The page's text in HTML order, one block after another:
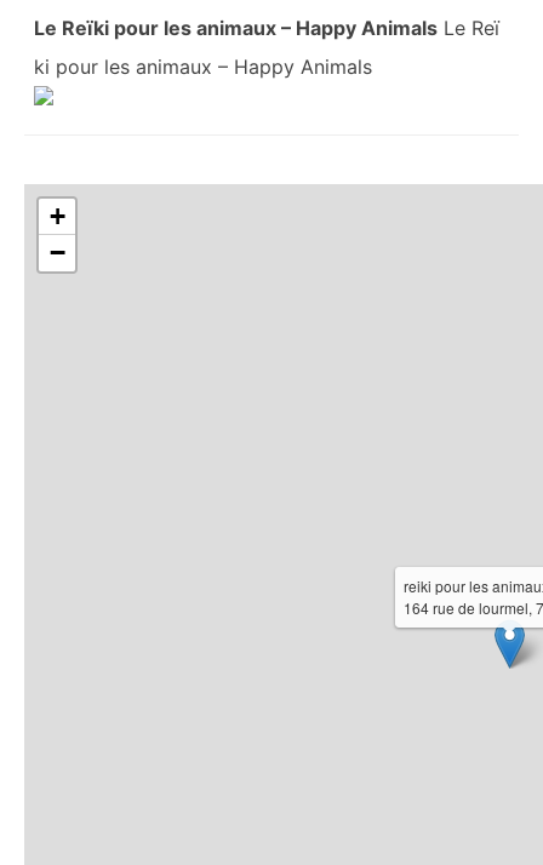
Le Reïki pour les animaux – Happy Animals Le Reï
ki pour les animaux – Happy Animals
reiki pour les
164 rue de lourmel,
+
−